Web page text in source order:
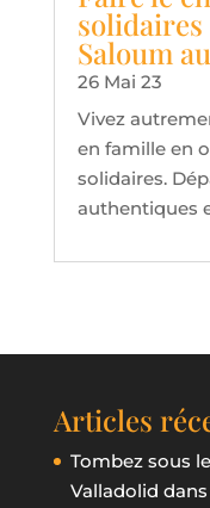
solidaires
Saloum
26 Mai 23
Vivez
en famille en
solidaires.
authentiques
Articles
Tombez sous
Valladolid